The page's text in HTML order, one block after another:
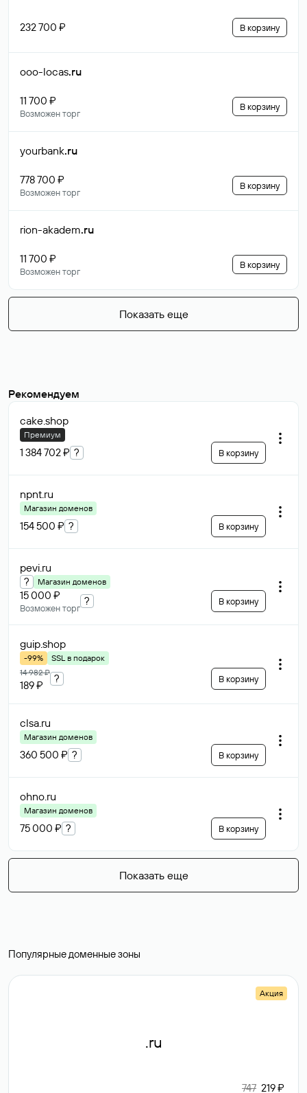
232 700 ₽ В корзину
ooo-locas.ru
11 700 ₽
Возможен торг
В корзину
yourbank.ru
778 700 ₽
Возможен торг
В корзину
rion-akadem.ru
11 700 ₽
Возможен торг
В корзину
Показать еще
Рекомендуем
cake.shop
Премиум
1 384 702 ₽ ? В корзину
npnt.ru
Магазин доменов
154 500 ₽ ? В корзину
pevi.ru
? Магазин доменов
15 000 ₽
Возможен торг
? В корзину
guip.shop
-99%
SSL в подарок
14 982 ₽
189 ₽
? В корзину
clsa.ru
Магазин доменов
360 500 ₽ ? В корзину
ohno.ru
Магазин доменов
75 000 ₽ ? В корзину
Показать еще
Популярные доменные зоны
Акция
.ru
747 219 ₽